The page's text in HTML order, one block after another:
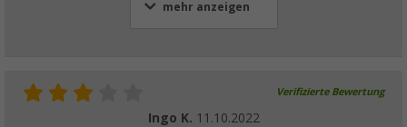
mehr anzeigen
Verifizierte Bewertung
Ingo K. 11.10.2022